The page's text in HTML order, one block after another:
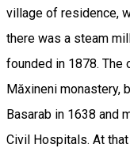
village of residence,
there was a steam
founded in 1878. The
Măxineni monastery,
Basarab in 1638 and
Civil Hospitals. At